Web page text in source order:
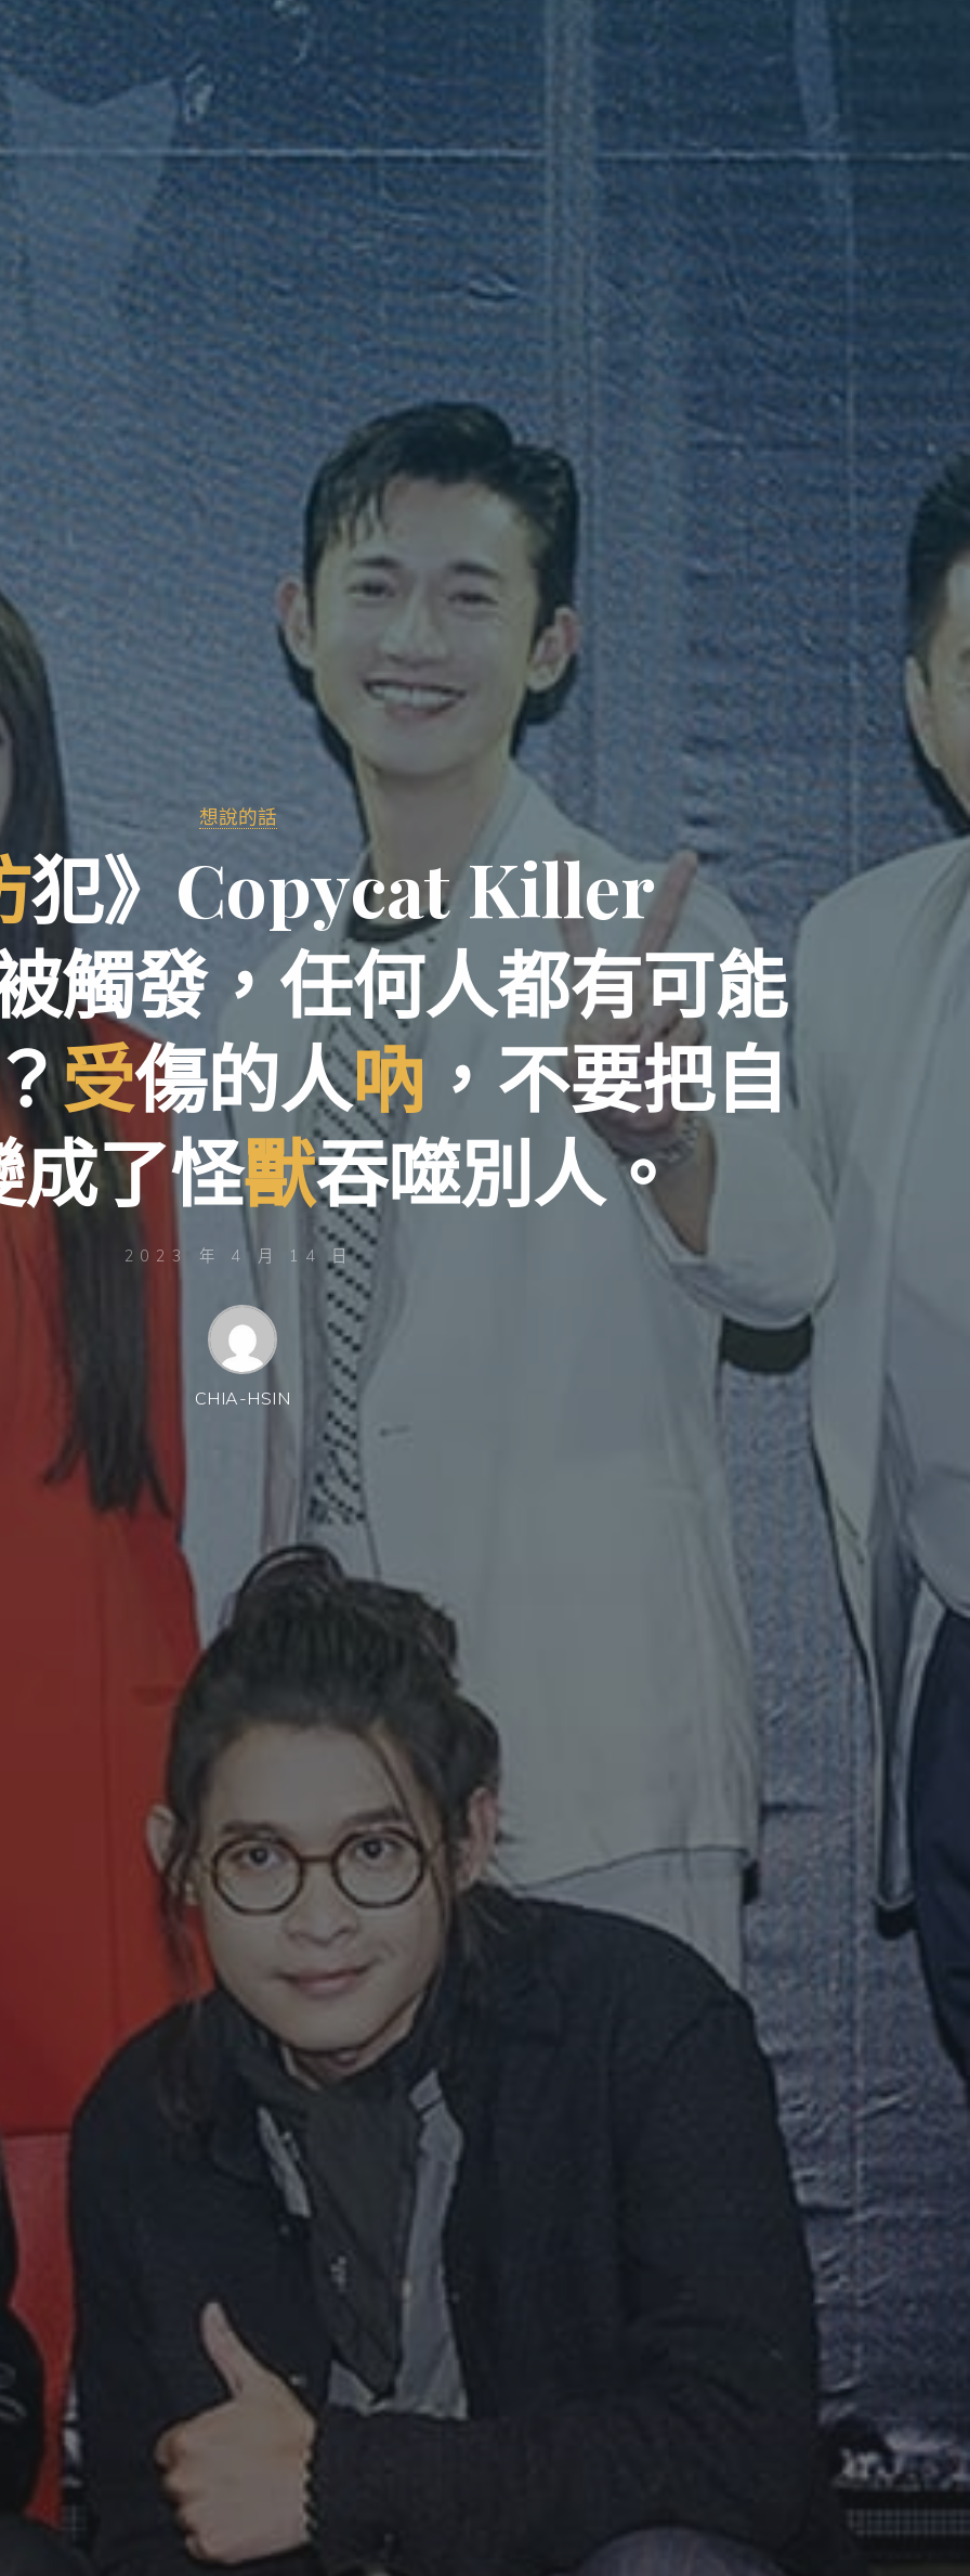
想說的話
犯》 CopycatKiller
觸發， 任何人都有可能
受傷的人吶 ， 不要把自
成了怪獸吞噬別人。
2023 年 4 月 14 日
CHIA-HSIN